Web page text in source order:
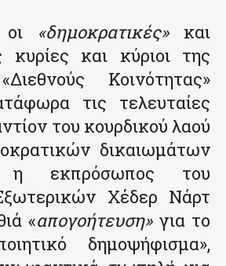
οι «δημοκρατικές»και
κυρίες και κύριοι της
Κοινότητας»
τις τελευταίες
του κουρδικού λαού
δικαιωμάτων
εκπρόσωπος του
Χέδερ Νάρτ
«απογοήτευση»για το
δημοψήφισμα»,